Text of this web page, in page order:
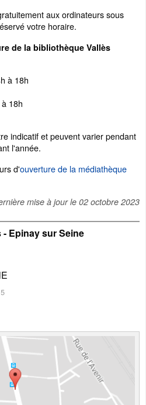
aux ordinateurs sous
votre horaire.
de la bibliothèque Vallès
à 18h
18h
indicatif et peuvent varier pendant
l'année.
d'ouverture de la médiathèque
mise à jour le 02 octobre 2023
Epinay sur Seine